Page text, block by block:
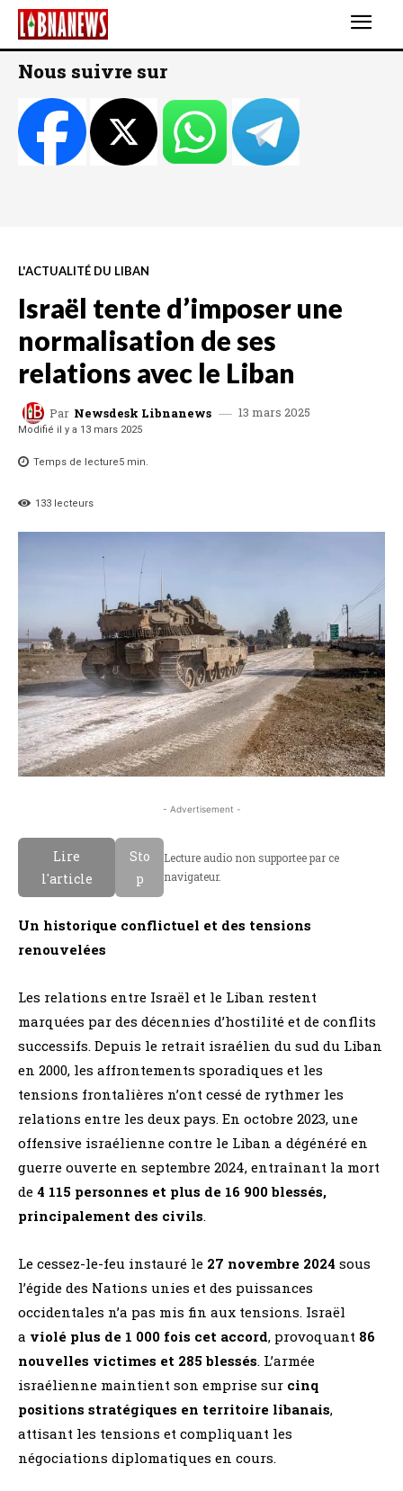
Nous suivre sur
L'ACTUALITÉ DU LIBAN
Israël tente d’imposer une
normalisation de ses
relations avec le Liban
Par Newsdesk Libnanews 13 mars 2025
Modifié il y a 13 mars 2025
Temps de lecture5 min.
133 lecteurs
- Advertisement -
Lire
l'article
Sto
p
Lecture audio non supportee par ce
navigateur.
Un historique conflictuel et des tensions
renouvelées
Les relations entre Israël et le Liban restent
marquées par des décennies d’hostilité et de conflits
successifs. Depuis le retrait israélien du sud du Liban
en 2000, les affrontements sporadiques et les
tensions frontalières n’ont cessé de rythmer les
relations entre les deux pays. En octobre 2023, une
offensive israélienne contre le Liban a dégénéré en
guerre ouverte en septembre 2024, entraînant la mort
de 4 115 personnes et plus de 16 900 blessés,
principalement des civils​.
Le cessez-le-feu instauré le 27 novembre 2024 sous
l’égide des Nations unies et des puissances
occidentales n’a pas mis fin aux tensions. Israël
a violé plus de 1 000 fois cet accord, provoquant 86
nouvelles victimes et 285 blessés​. L’armée
israélienne maintient son emprise sur cinq
positions stratégiques en territoire libanais,
attisant les tensions et compliquant les
négociations diplomatiques en cours​.